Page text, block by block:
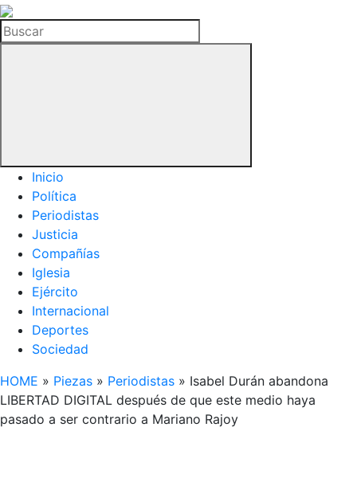
La
Hemeroteca
del
Buscar
Inicio
Política
Periodistas
Justicia
Compañías
Iglesia
Ejército
Internacional
Deportes
Sociedad
HOME » Piezas » Periodistas » Isabel Durán abandona
LIBERTAD DIGITAL después de que este medio haya
pasado a ser contrario a Mariano Rajoy